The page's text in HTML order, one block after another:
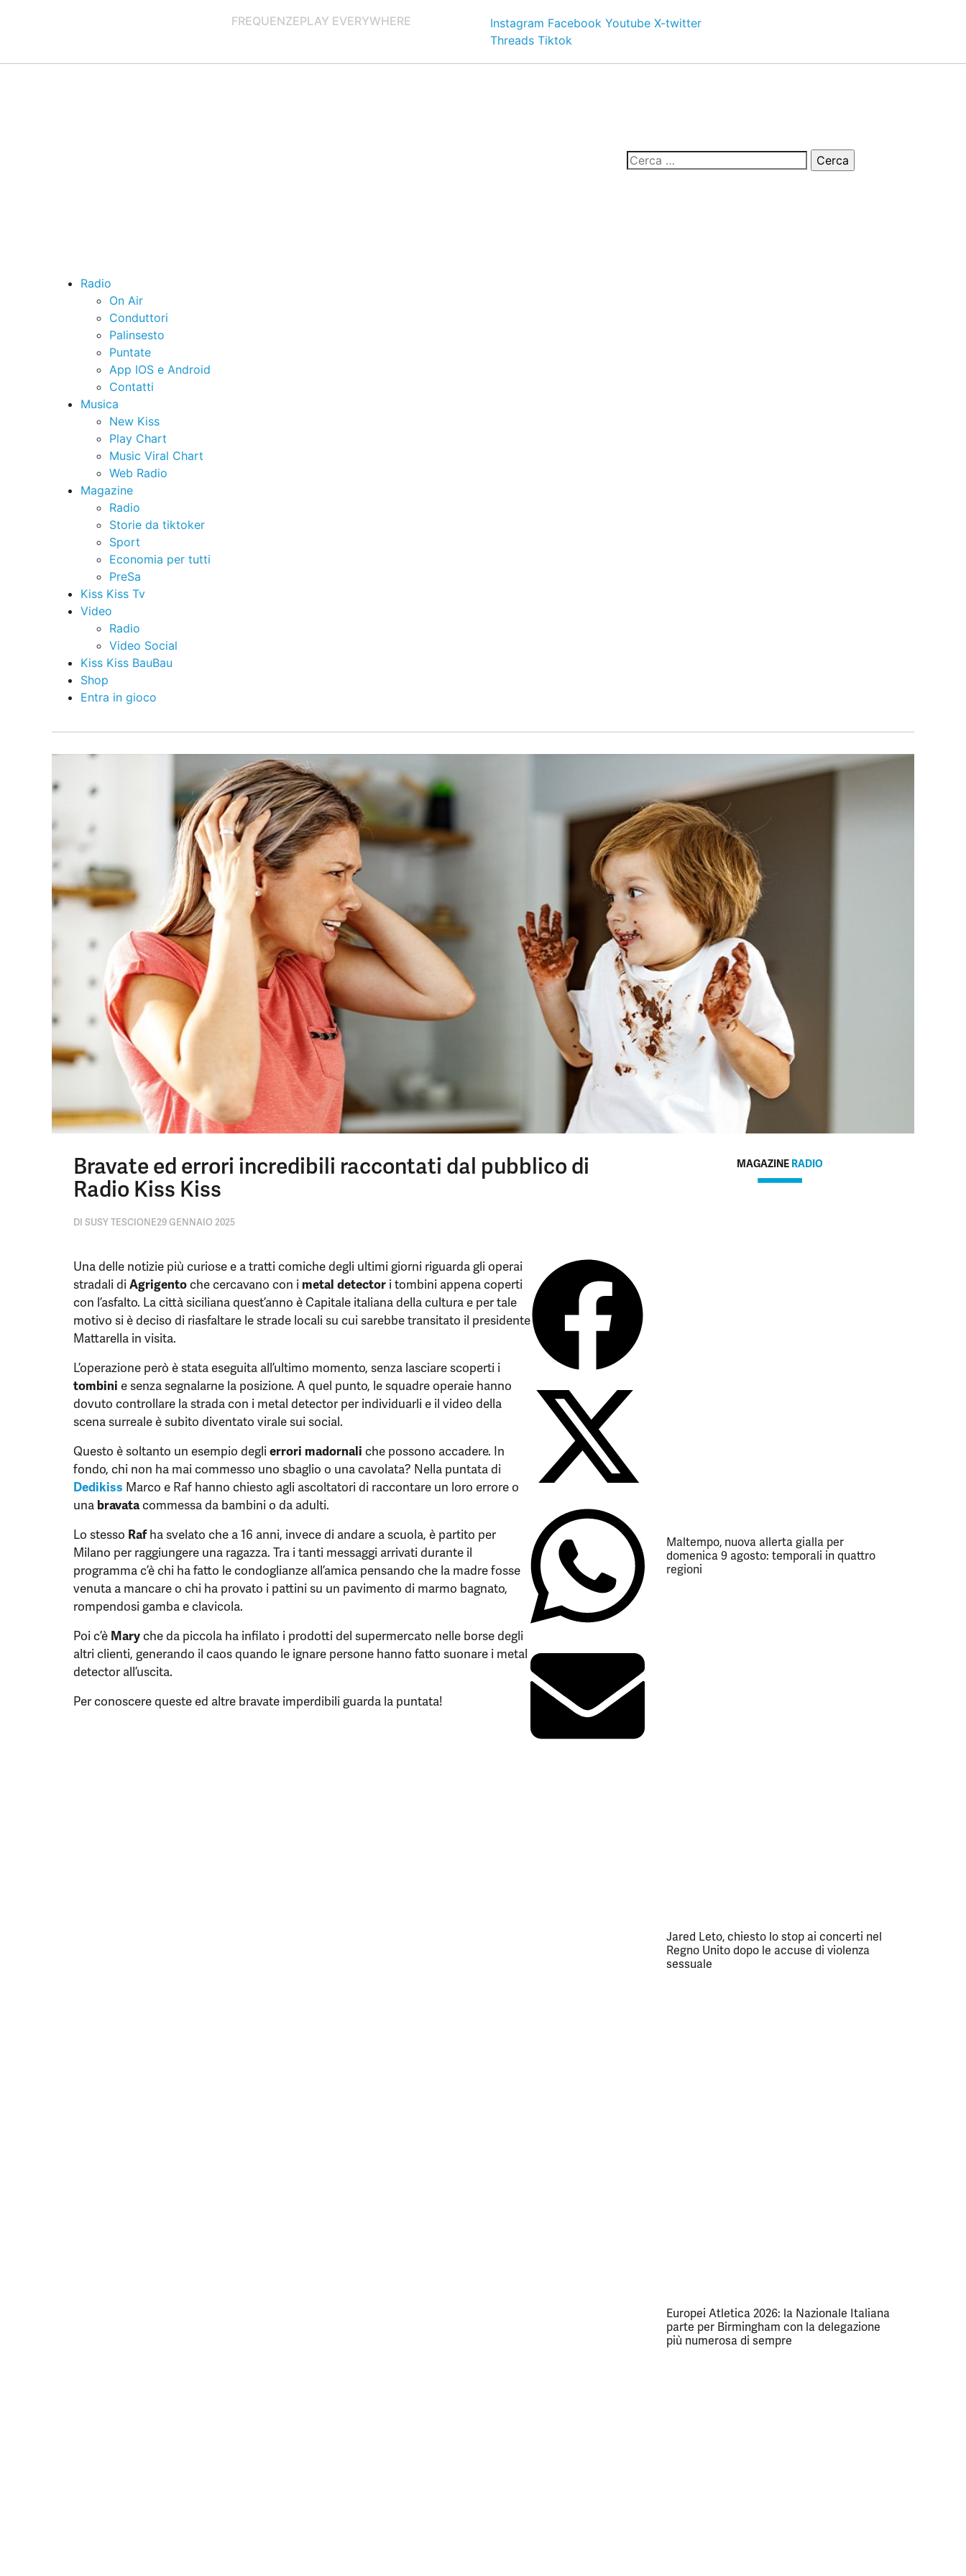
FREQUENZEPLAY EVERYWHERE Instagram Facebook Youtube X-twitter
Threads Tiktok
Radio
On Air
Conduttori
Palinsesto
Puntate
App IOS e Android
Contatti
Musica
New Kiss
Play Chart
Music Viral Chart
Web Radio
Magazine
Radio
Storie da tiktoker
Sport
Economia per tutti
PreSa
Kiss Kiss Tv
Video
Radio
Video Social
Kiss Kiss BauBau
Shop
Entra in gioco
Bravate ed errori incredibili raccontati dal pubblico di
Radio Kiss Kiss
DI SUSY TESCIONE29 GENNAIO 2025
Una delle notizie più curiose e a tratti comiche degli ultimi giorni riguarda gli operai
stradali diAgrigentoche cercavano con i metal detector i tombini appena coperti
con l’asfalto. La città siciliana quest’anno è Capitale italiana della cultura e per tale
motivo si è deciso di riasfaltare le strade locali su cui sarebbe transitato il presidente
Mattarella in visita.
L’operazione però è stata eseguita all’ultimo momento, senza lasciare scoperti i
tombini e senza segnalarne la posizione. A quel punto, le squadre operaie hanno
dovuto controllare la strada con i metal detector per individuarli e il video della
scena surreale è subito diventato virale sui social.
Questo è soltanto un esempio deglierrori madornali che possono accadere. In
fondo, chi non ha mai commesso uno sbaglio o una cavolata? Nella puntata di
Dedikiss Marco e Raf hanno chiesto agli ascoltatori di raccontare un loro errore o
una bravatacommessa da bambini o da adulti.
Lo stesso Rafha svelato che a 16 anni, invece di andare a scuola, è partito per
Milano per raggiungere una ragazza. Tra i tanti messaggi arrivati durante il
programma c’è chi ha fatto le condoglianze all’amica pensando che la madre fosse
venuta a mancare o chi ha provato i pattini su un pavimento di marmo bagnato,
rompendosi gamba e clavicola.
Poi c’è Maryche da piccola ha infilato i prodotti del supermercato nelle borse degli
altri clienti, generando il caos quando le ignare persone hanno fatto suonare i metal
detector all’uscita.
Per conoscere queste ed altre bravate imperdibili guarda la puntata!
MAGAZINE RADIO
Maltempo, nuova allerta gialla per
domenica 9 agosto: temporali in quattro
regioni
Jared Leto, chiesto lo stop ai concerti nel
Regno Unito dopo le accuse di violenza
sessuale
Europei Atletica 2026: la Nazionale Italiana
parte per Birmingham con la delegazione
più numerosa di sempre